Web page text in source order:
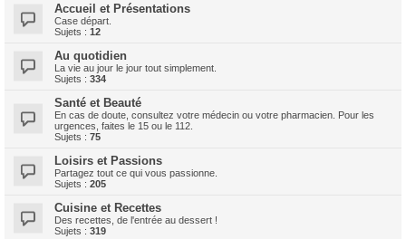
Accueil et Présentations
Case départ.
Sujets : 12
Au quotidien
La vie au jour le jour tout simplement.
Sujets : 334
Santé et Beauté
En cas de doute, consultez votre médecin ou votre pharmacien. Pour les
urgences, faites le 15 ou le 112.
Sujets : 75
Loisirs et Passions
Partagez tout ce qui vous passionne.
Sujets : 205
Cuisine et Recettes
Des recettes, de l'entrée au dessert !
Sujets : 319